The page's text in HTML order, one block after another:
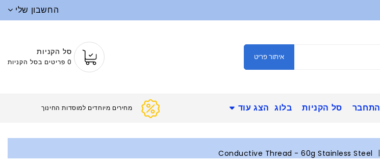
החשבון שלי
איתור פריט
סל הקניות
0 פריטים בסל הקניות
התחבר סל הקניות בלוג הצג עוד מחירים מיוחדים למוסדות החינוך
Conductive Thread - 60g Stainless Steel